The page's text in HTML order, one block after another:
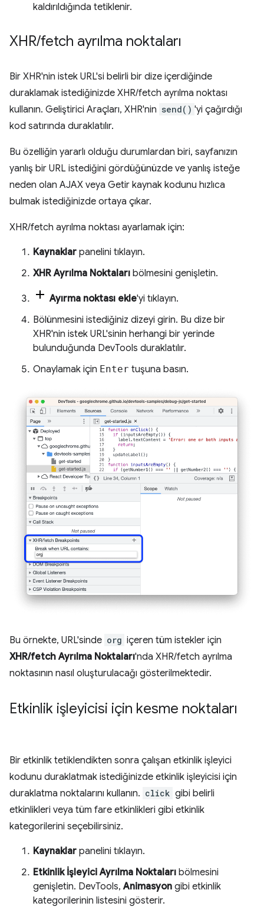
kaldırıldığında tetiklenir.
XHR/fetch ayrılma noktaları
Bir XHR'nin istek URL'si belirli bir dize içerdiğinde
duraklamak istediğinizde XHR/fetch ayrılma noktası
kullanın. Geliştirici Araçları, XHR'nin send() 'yi çağırdığı
kod satırında duraklatılır.
Bu özelliğin yararlı olduğu durumlardan biri, sayfanızın
yanlış bir URL istediğini gördüğünüzde ve yanlış isteğe
neden olan AJAX veya Getir kaynak kodunu hızlıca
bulmak istediğinizde ortaya çıkar.
XHR/fetch ayrılma noktası ayarlamak için:
Kaynaklar panelini tıklayın.
XHR Ayrılma Noktaları bölmesini genişletin.
Ayırma noktası ekle'yi tıklayın.
Bölünmesini istediğiniz dizeyi girin. Bu dize bir
XHR'nin istek URL'sinin herhangi bir yerinde
bulunduğunda DevTools duraklatılır.
Onaylamak için Enter tuşuna basın.
Bu örnekte, URL'sinde org içeren tüm istekler için
XHR/fetch Ayrılma Noktaları'nda XHR/fetch ayrılma
noktasının nasıl oluşturulacağı gösterilmektedir.
Etkinlik işleyicisi için kesme noktaları
Bir etkinlik tetiklendikten sonra çalışan etkinlik işleyici
kodunu duraklatmak istediğinizde etkinlik işleyicisi için
duraklatma noktalarını kullanın. click gibi belirli
etkinlikleri veya tüm fare etkinlikleri gibi etkinlik
kategorilerini seçebilirsiniz.
Kaynaklar panelini tıklayın.
Etkinlik İşleyici Ayrılma Noktaları bölmesini
genişletin. DevTools,Animasyon gibi etkinlik
kategorilerinin listesini gösterir.